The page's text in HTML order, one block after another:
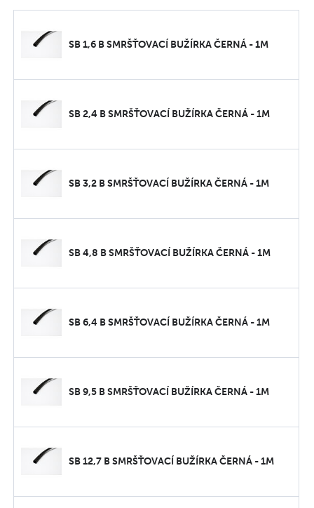
SB 1,6 B SMRŠŤOVACÍ BUŽÍRKA ČERNÁ - 1M
SB 2,4 B SMRŠŤOVACÍ BUŽÍRKA ČERNÁ - 1M
SB 3,2 B SMRŠŤOVACÍ BUŽÍRKA ČERNÁ - 1M
SB 4,8 B SMRŠŤOVACÍ BUŽÍRKA ČERNÁ - 1M
SB 6,4 B SMRŠŤOVACÍ BUŽÍRKA ČERNÁ - 1M
SB 9,5 B SMRŠŤOVACÍ BUŽÍRKA ČERNÁ - 1M
SB 12,7 B SMRŠŤOVACÍ BUŽÍRKA ČERNÁ - 1M